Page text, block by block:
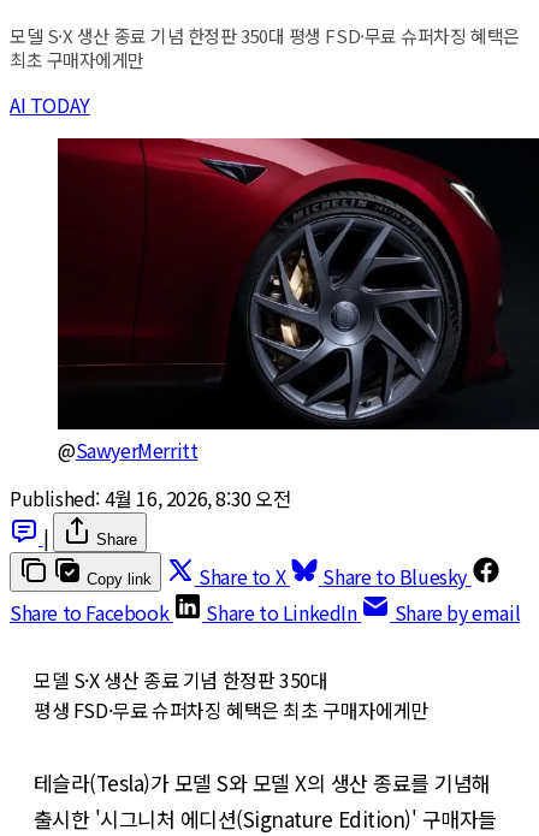
모델 S·X 생산 종료 기념 한정판 350대 평생 FSD·무료 슈퍼차징 혜택은
최초 구매자에게만
AI TODAY
@SawyerMerritt
Published:4월 16, 2026, 8:30 오전
|
Share
Copy link Share to X
Share to Bluesky
Share to Facebook
Share to LinkedIn Share by email
모델 S·X 생산 종료 기념 한정판 350대
평생 FSD·무료 슈퍼차징 혜택은 최초 구매자에게만
테슬라(Tesla)가 모델 S와 모델 X의 생산 종료를 기념해
출시한 '시그니처 에디션(Signature Edition)' 구매자들